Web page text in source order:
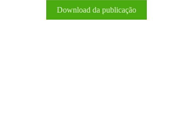
Download da publicação